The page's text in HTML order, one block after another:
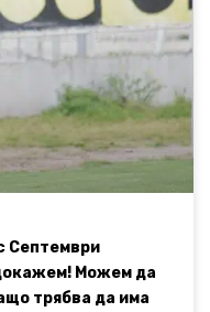
Септември
Можем да
трябва да има